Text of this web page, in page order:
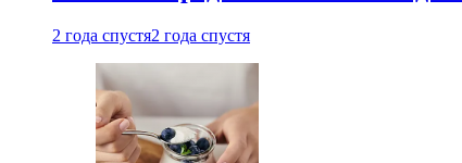
2 года спустя2 года спустя